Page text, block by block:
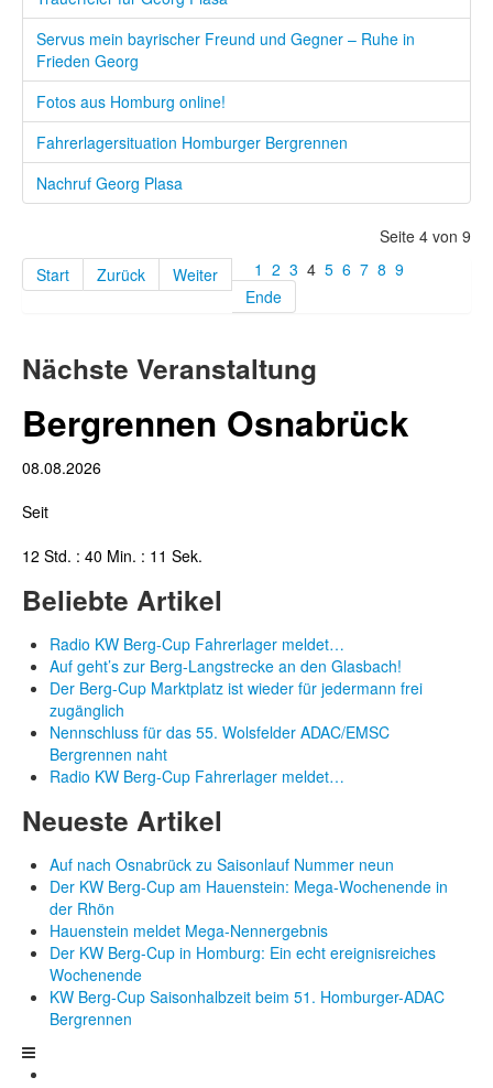
Servus mein bayrischer Freund und Gegner – Ruhe in
Frieden Georg
Fotos aus Homburg online!
Fahrerlagersituation Homburger Bergrennen
Nachruf Georg Plasa
Seite 4 von 9
Start
Zurück 1 2 3 4 5 6 7 8 9
Weiter
Ende
Nächste Veranstaltung
Bergrennen Osnabrück
08.08.2026
Seit
12 Std. : 40 Min. : 12 Sek.
Beliebte Artikel
Radio KW Berg-Cup Fahrerlager meldet…
Auf geht’s zur Berg-Langstrecke an den Glasbach!
Der Berg-Cup Marktplatz ist wieder für jedermann frei
zugänglich
Nennschluss für das 55. Wolsfelder ADAC/EMSC
Bergrennen naht
Radio KW Berg-Cup Fahrerlager meldet…
Neueste Artikel
Auf nach Osnabrück zu Saisonlauf Nummer neun
Der KW Berg-Cup am Hauenstein: Mega-Wochenende in
der Rhön
Hauenstein meldet Mega-Nennergebnis
Der KW Berg-Cup in Homburg: Ein echt ereignisreiches
Wochenende
KW Berg-Cup Saisonhalbzeit beim 51. Homburger-ADAC
Bergrennen